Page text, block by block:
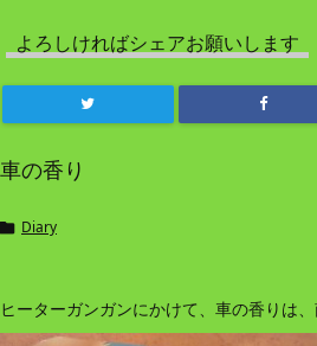
よろしければシェアお願いします
車の香り
Diary
ヒーターガンガンにかけて、車の香りは